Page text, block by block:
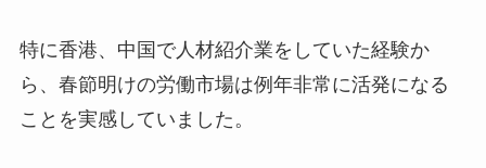
特に香港、中国で人材紹介業をしていた経験か
ら、春節明けの労働市場は例年非常に活発になる
ことを実感していました。